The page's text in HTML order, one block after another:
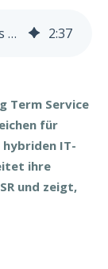
Citrix Virtual Apps and Desktops 2507 LTSR jetzt verfügbar! 2:37
Term Service
für
IT-
ihre
und zeigt,